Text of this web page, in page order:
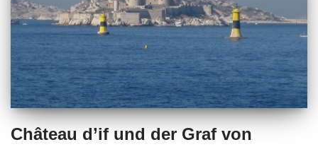
Château d’if und der Graf von